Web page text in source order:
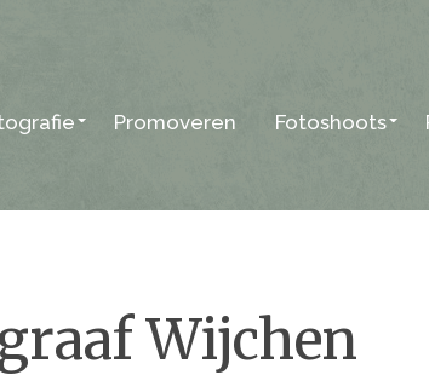
Promoveren Fotoshoots
Wijchen